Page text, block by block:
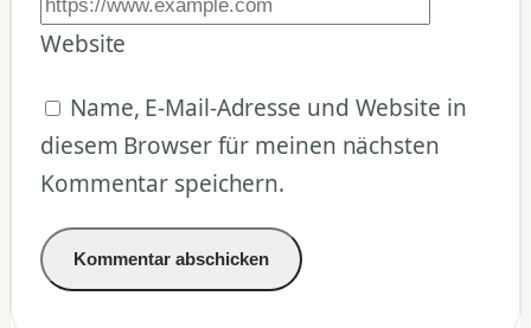
Website
Name, E-Mail-Adresse und Website in
diesem Browser für meinen nächsten
Kommentar speichern.